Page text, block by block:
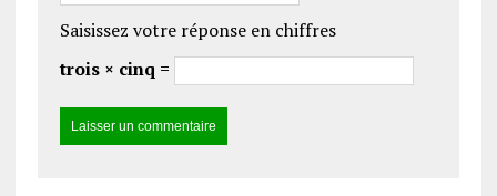
Saisissez votre réponse en chiffres
trois × cinq =